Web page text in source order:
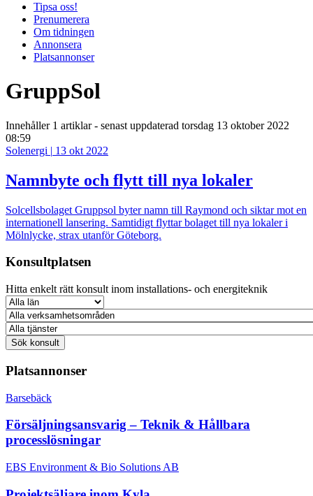
Tipsa oss!
Prenumerera
Om tidningen
Annonsera
Platsannonser
GruppSol
Innehåller 1 artiklar- senast uppdaterad torsdag 13 oktober 2022
08:59
Solenergi | 13 okt 2022
Namnbyte och flytt till nya lokaler
Solcellsbolaget Gruppsol byter namn till Raymond och siktar mot en
internationell lansering. Samtidigt flyttar bolaget till nya lokaler i
Mölnlycke, strax utanför Göteborg.
Konsultplatsen
Hitta enkelt rätt konsult inom installations- och energiteknik
Platsannonser
Barsebäck
Försäljningsansvarig – Teknik & Hållbara
processlösningar
EBS Environment & Bio Solutions AB